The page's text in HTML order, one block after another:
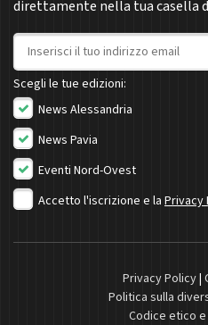
direttamente nella tua casella
Indirizzo email
Scegli le tue edizioni:
News Alessandria
News Pavia
Eventi Nord-Ovest
Accetto l'iscrizione e la Privacy
Privacy Policy|
Politica sulla
Codice etico